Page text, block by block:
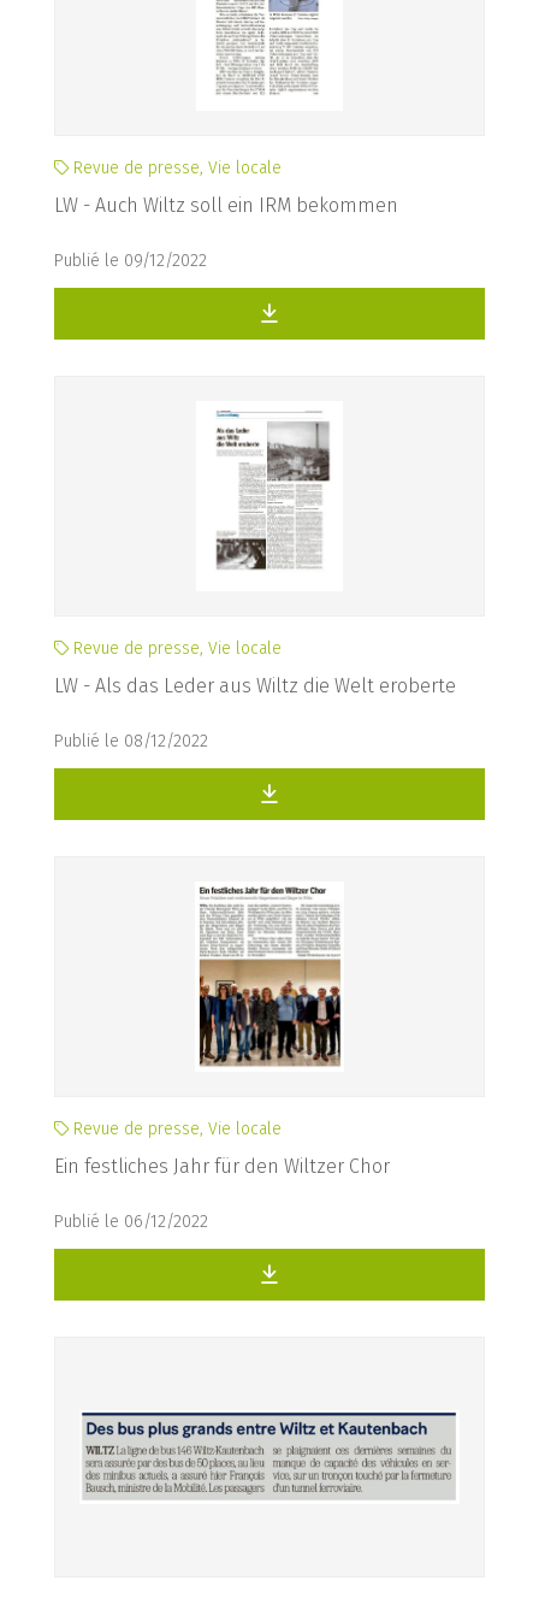
Revue de presse, Vie locale
LW - Auch Wiltz soll ein IRM bekommen
Publié le 09/12/2022
Revue de presse, Vie locale
LW - Als das Leder aus Wiltz die Welt eroberte
Publié le 08/12/2022
Revue de presse, Vie locale
Ein festliches Jahr für den Wiltzer Chor
Publié le 06/12/2022